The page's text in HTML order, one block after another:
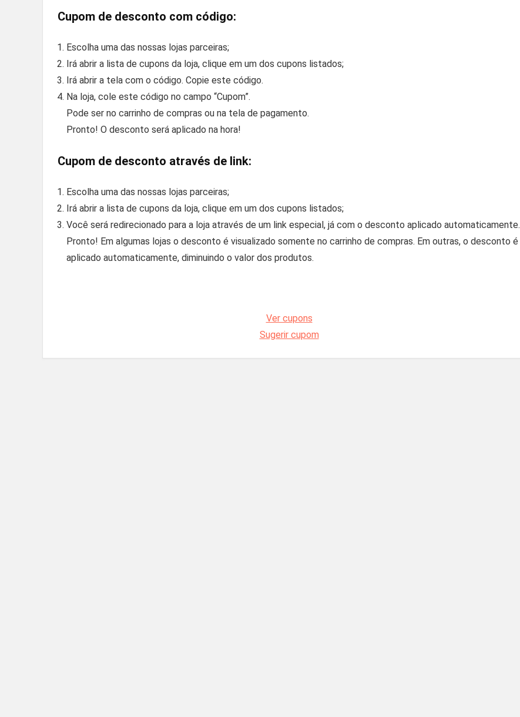
Cupom de desconto com código:
Escolha uma das nossas lojas parceiras;
Irá abrir a lista de cupons da loja, clique em um dos cupons listados;
Irá abrir a tela com o código. Copie este código.
Na loja, cole este código no campo “Cupom”.
Pode ser no carrinho de compras ou na tela de pagamento.
Pronto! O desconto será aplicado na hora!
Cupom de desconto através de link:
Escolha uma das nossas lojas parceiras;
Irá abrir a lista de cupons da loja, clique em um dos cupons listados;
Você será redirecionado para a loja através de um link especial, já com o desconto aplicado automaticamente.
Pronto! Em algumas lojas o desconto é visualizado somente no carrinho de compras. Em outras, o desconto é
aplicado automaticamente, diminuindo o valor dos produtos.
Ver cupons
Sugerir cupom